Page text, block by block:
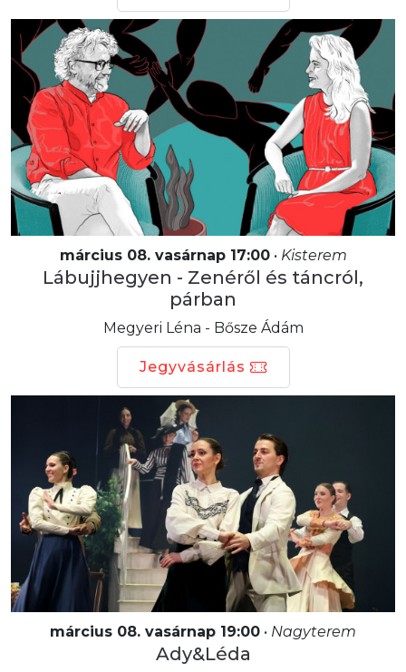
március 08. vasárnap 17:00• Kisterem
Lábujjhegyen - Zenéről és táncról,
párban
Megyeri Léna - Bősze Ádám
Jegyvásárlás
március 08. vasárnap 19:00 • Nagyterem
Ady&Léda